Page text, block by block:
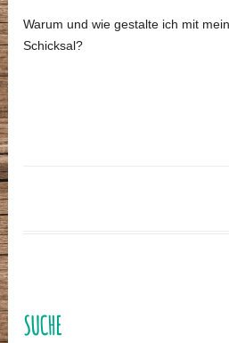
Warum und wie gestalte ich mit
Schicksal?
SUCHE